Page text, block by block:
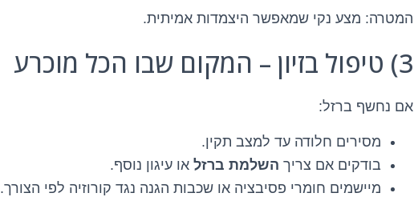
המטרה: מצע נקי שמאפשר היצמדות אמיתית.
3) טיפול בזיון – המקום שבו הכל מוכרע
אם נחשף ברזל:
מסירים חלודה עד למצב תקין.
בודקים אם צריך השלמת ברזל או עיגון נוסף.
מיישמים חומרי פסיבציה או שכבות הגנה נגד קורוזיה לפי הצורך.